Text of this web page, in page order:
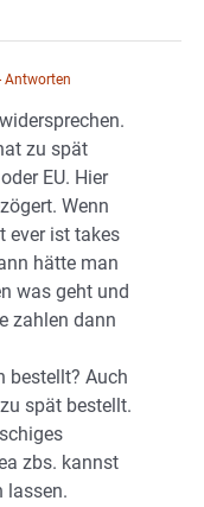
Antworten
zu spät
EU. Hier
Wenn
ever ist takes
hätte man
was geht und
zahlen dann
bestellt? Auch
spät bestellt.
zbs. kannst
lassen.